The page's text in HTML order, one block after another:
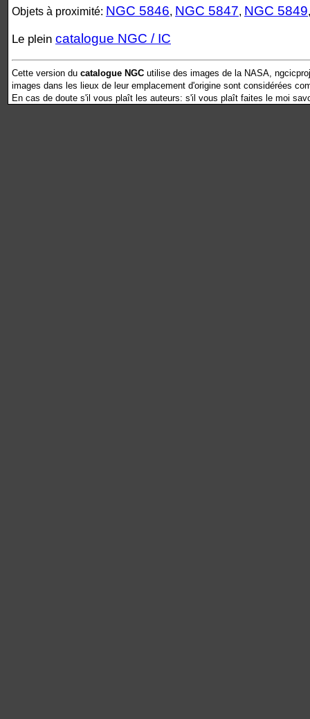
Objets à proximité: NGC 5846, NGC 5847, NGC 5849
Le plein catalogue NGC / IC
Cette version du catalogue NGC utilise des images de la NASA,
images dans les lieux de leur emplacement d'origine sont considérées
En cas de doute s'il vous plaît les auteurs: s'il vous plaît faites le moi